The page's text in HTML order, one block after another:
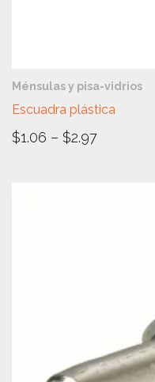
Ménsulas y pisa-vidrios
Escuadra plástica
$1.06 – $2.97